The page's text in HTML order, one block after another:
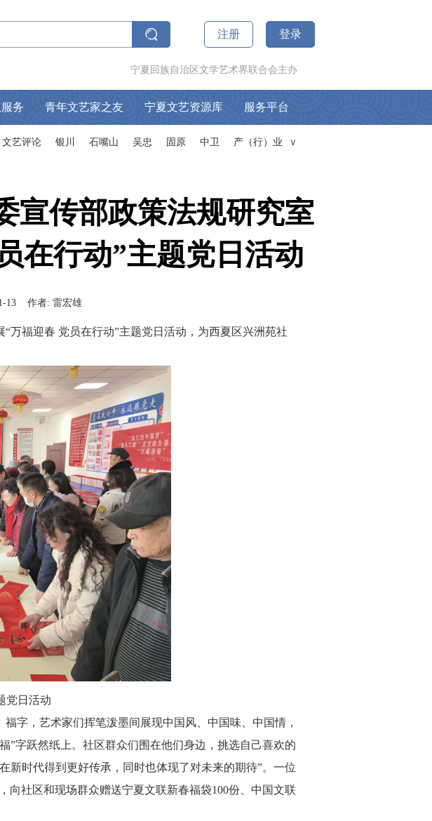
注册 登录
宁夏回族自治区文学艺术界联合会主办
务 青年文艺家之友 宁夏文艺资源库 服务平台
文艺评论 银川 石嘴山 吴忠 固原 中卫 产（行）业 ∧
宣传部政策法规研究室
在行动”主题党日活动
13 作者: 雷宏雄
福迎春 党员在行动”主题党日活动，为西夏区兴洲苑社
党日活动
，艺术家们挥笔泼墨间展现中国风、中国味、中国情，
”字跃然纸上。社区群众们围在他们身边，挑选自己喜欢的
新时代得到更好传承，同时也体现了对未来的期待”。一位
向社区和现场群众赠送宁夏文联新春福袋100份、中国文联